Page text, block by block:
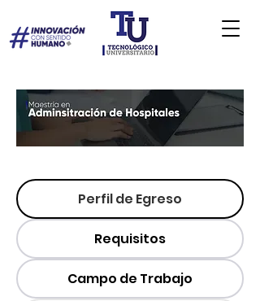
Perfil de Egreso
Requisitos
Campo de Trabajo